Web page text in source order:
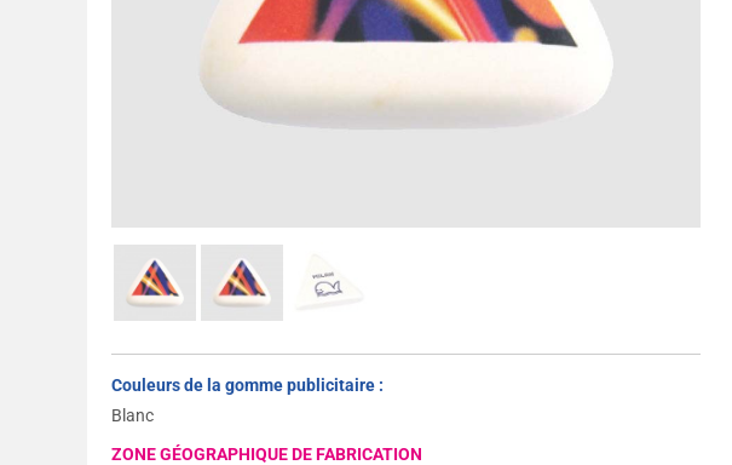
Couleurs de la gomme publicitaire :
Blanc
ZONE GÉOGRAPHIQUE DE FABRICATION